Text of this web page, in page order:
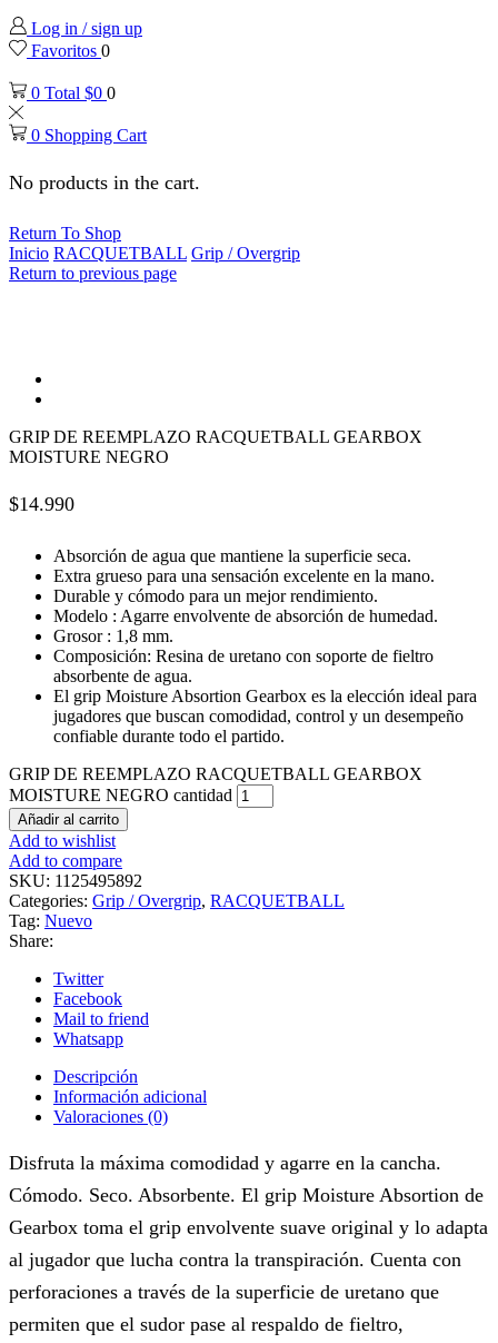
Log in / sign up
Favoritos 0
0 Total $0 0
0 Shopping Cart
No products in the cart.
Return To Shop
Inicio RACQUETBALL Grip / Overgrip
Return to previous page
GRIP DE REEMPLAZO RACQUETBALL GEARBOX
MOISTURE NEGRO
$14.990
Absorción de agua que mantiene la superficie seca.
Extra grueso para una sensación excelente en la mano.
Durable y cómodo para un mejor rendimiento.
Modelo : Agarre envolvente de absorción de humedad.
Grosor : 1,8 mm.
Composición: Resina de uretano con soporte de fieltro
absorbente de agua.
El grip Moisture Absortion Gearbox es la elección ideal para
jugadores que buscan comodidad, control y un desempeño
confiable durante todo el partido.
GRIP DE REEMPLAZO RACQUETBALL GEARBOX
MOISTURE NEGRO cantidad
Añadir al carrito
Add to wishlist
Add to compare
SKU: 1125495892
Categories: Grip / Overgrip, RACQUETBALL
Tag: Nuevo
Share:
Twitter
Facebook
Mail to friend
Whatsapp
Descripción
Información adicional
Valoraciones (0)
Disfruta la máxima comodidad y agarre en la cancha.
Cómodo. Seco. Absorbente. El grip Moisture Absortion de
Gearbox toma el grip envolvente suave original y lo adapta
al jugador que lucha contra la transpiración. Cuenta con
perforaciones a través de la superficie de uretano que
permiten que el sudor pase al respaldo de fieltro,